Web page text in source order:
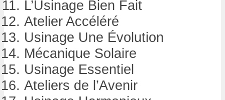
L’Usinage Bien Fait
Atelier Accéléré
Usinage Une Évolution
Mécanique Solaire
Usinage Essentiel
Ateliers de l’Avenir